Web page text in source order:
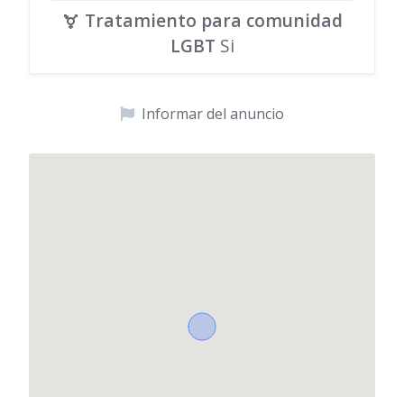
Tratamiento para comunidad
LGBT Si
Informar del anuncio